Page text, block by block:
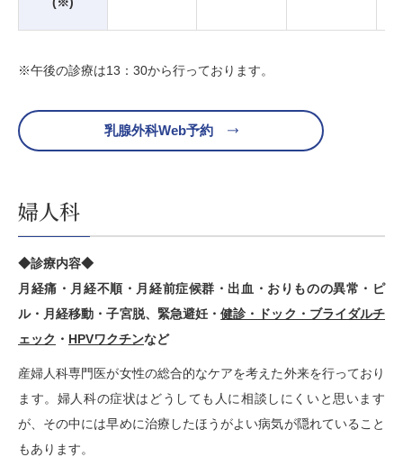
※午後の診療は13：30から行っております。
乳腺外科Web予約
婦人科
◆診療内容◆
月経痛・月経不順・月経前症候群・出血・おりものの異常・ピ
ル・月経移動・子宮脱、緊急避妊・健診・ドック・ブライダルチ
ェック ・ HPVワクチンなど
産婦人科専門医が女性の総合的なケアを考えた外来を行っており
ます。婦人科の症状はどうしても人に相談しにくいと思います
が、その中には早めに治療したほうがよい病気が隠れていること
もあります。